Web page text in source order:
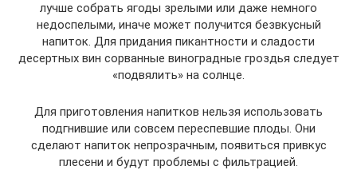
лучше собрать ягоды зрелыми или даже немного
недоспелыми, иначе может получится безвкусный
напиток. Для придания пикантности и сладости
десертных вин сорванные виноградные гроздья следует
«подвялить» на солнце.
Для приготовления напитков нельзя использовать
подгнившие или совсем переспевшие плоды. Они
сделают напиток непрозрачным, появиться привкус
плесени и будут проблемы с фильтрацией.